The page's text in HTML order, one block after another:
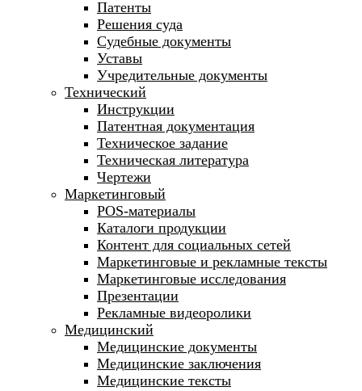
Патенты
Решения суда
Судебные документы
Уставы
Учредительные документы
Технический
Инструкции
Патентная документация
Техническое задание
Техническая литература
Чертежи
Маркетинговый
POS-материалы
Каталоги продукции
Контент для социальных сетей
Маркетинговые и рекламные тексты
Маркетинговые исследования
Презентации
Рекламные видеоролики
Медицинский
Медицинские документы
Медицинские заключения
Медицинские тексты